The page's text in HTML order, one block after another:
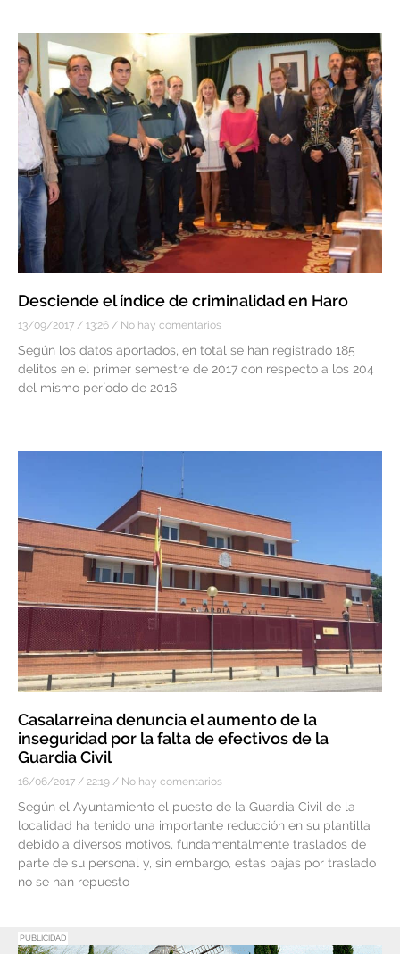
Desciende el índice de criminalidad en Haro
13/09/2017 13:26 No hay comentarios
Según los datos aportados, en total se han registrado 185
delitos en el primer semestre de 2017 con respecto a los 204
del mismo período de 2016
Casalarreina denuncia el aumento de la
inseguridad por la falta de efectivos de la
Guardia Civil
16/06/2017 22:19 No hay comentarios
Según el Ayuntamiento el puesto de la Guardia Civil de la
localidad ha tenido una importante reducción en su plantilla
debido a diversos motivos, fundamentalmente traslados de
parte de su personal y, sin embargo, estas bajas por traslado
no se han repuesto
PUBLICIDAD